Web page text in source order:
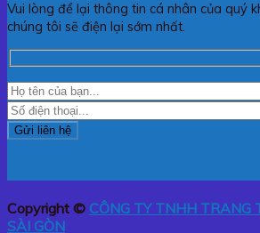
Vui lòng để lại thông tin cá nhân của quý
chúng tôi sẽ điện lại sớm nhất.
Copyright © CÔNG TY TNHH TRANG
SÀI GÒN